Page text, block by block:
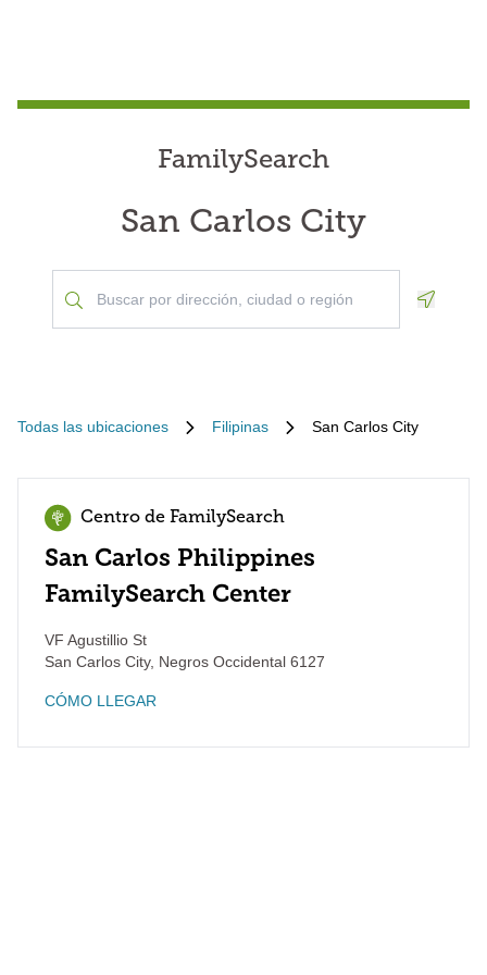
FamilySearch
San Carlos City
Todas las ubicaciones Filipinas San Carlos City
Centro de FamilySearch
San Carlos Philippines
FamilySearch Center
VF Agustillio St
San Carlos City, Negros Occidental 6127
CÓMO LLEGAR